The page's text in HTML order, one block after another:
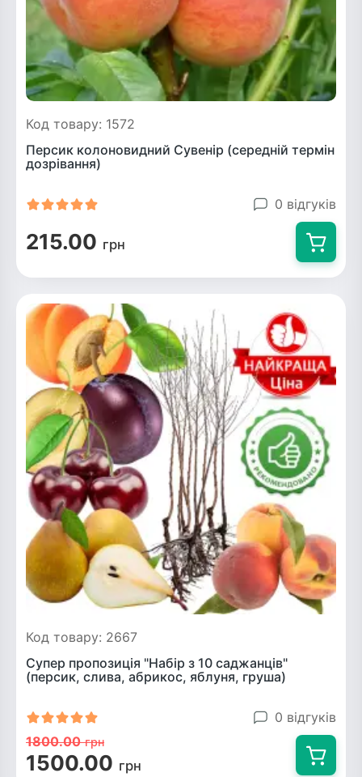
Код товару: 1572
Персик колоновидний Сувенір (середній термін
дозрівання)
0 відгуків
215.00 грн
Код товару: 2667
Супер пропозиція "Набір з 10 саджанців"
(персик, слива, абрикос, яблуня, груша)
0 відгуків
1800.00 грн
1500.00 грн